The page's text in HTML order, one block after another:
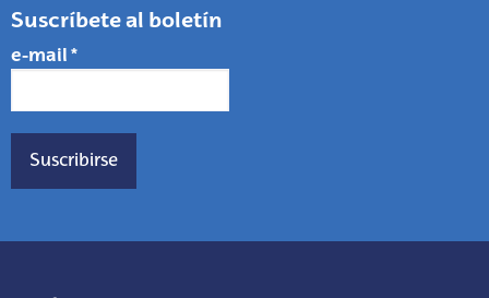
Suscríbete al boletín
e-mail *